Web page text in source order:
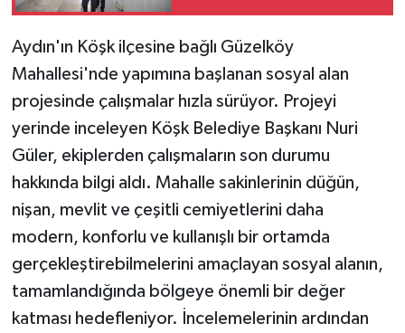
Aydın'ın Köşk ilçesine bağlı Güzelköy
Mahallesi'nde yapımına başlanan sosyal alan
projesinde çalışmalar hızla sürüyor. Projeyi
yerinde inceleyen Köşk Belediye Başkanı Nuri
Güler, ekiplerden çalışmaların son durumu
hakkında bilgi aldı. Mahalle sakinlerinin düğün,
nişan, mevlit ve çeşitli cemiyetlerini daha
modern, konforlu ve kullanışlı bir ortamda
gerçekleştirebilmelerini amaçlayan sosyal alanın,
tamamlandığında bölgeye önemli bir değer
katması hedefleniyor. İncelemelerinin ardından